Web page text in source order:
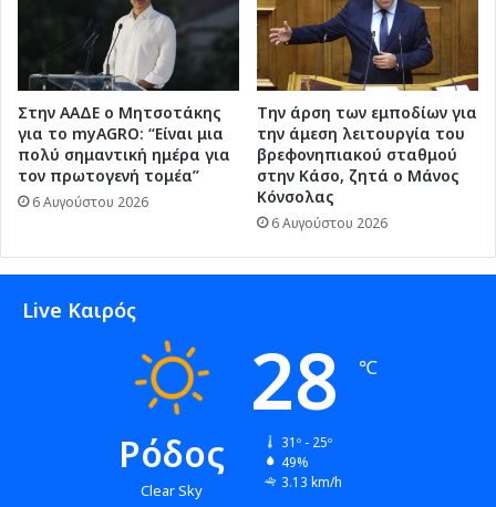
Στην ΑΑΔΕ ο Μητσοτάκης
για το myAGRO: “Είναι μια
πολύ σημαντική ημέρα για
τον πρωτογενή τομέα”
6 Αυγούστου 2026
Την άρση των εμποδίων για
την άμεση λειτουργία του
βρεφονηπιακού σταθμού
στην Κάσο, ζητά ο Μάνος
Κόνσολας
6 Αυγούστου 2026
Live Καιρός
Ρόδος
Clear Sky
28 ℃
31º - 25º
49%
3.13 km/h